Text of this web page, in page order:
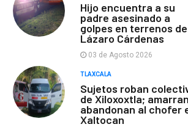
Hijo encuentra a su
padre asesinado a
golpes en terrenos de
Lázaro Cárdenas
03 de Agosto 2026
TLAXCALA
Sujetos roban
de Xiloxoxtla;
abandonan al chofer
Xaltocan